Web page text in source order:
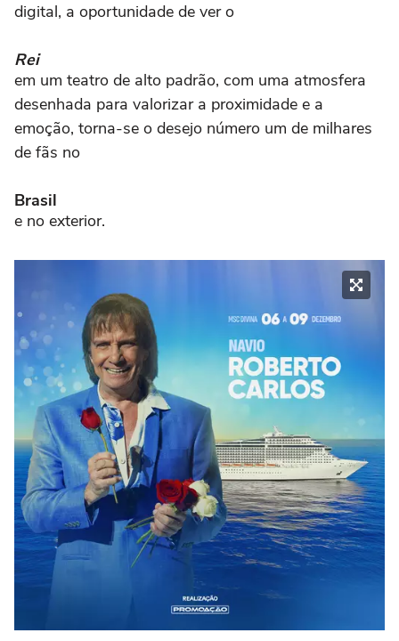
digital, a oportunidade de ver o
Rei
em um teatro de alto padrão, com uma atmosfera
desenhada para valorizar a proximidade e a
emoção, torna-se o desejo número um de milhares
de fãs no
Brasil
e no exterior.